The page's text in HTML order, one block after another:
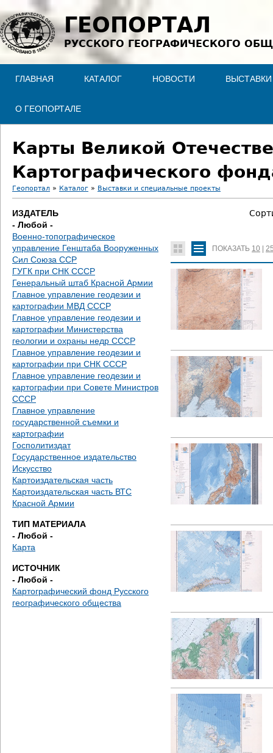
Jump to navigation
ГЕОПОРТАЛ
РУССКОГО ГЕОГРАФИЧЕСКОГО
ГЛАВНАЯ КАТАЛОГ НОВОСТИ ВЫСТАВКИ
О ГЕОПОРТАЛЕ
Карты Великой
Картографического
В
ы
з
д
е
с
ь
Геопортал » Каталог » Выставки и специальные проекты
ИЗДАТЕЛЬ
- Любой -
Военно-топографическое
управление Генштаба Вооруженных
Сил Союза ССР
ГУГК при СНК СССР
Генеральный штаб Красной Армии
Главное управление геодезии и
картографии МВД СССР
Главное управление геодезии и
картографии Министерства
геологии и охраны недр СССР
Главное управление геодезии и
картографии при СНК СССР
Главное управление геодезии и
картографии при Совете Министров
СССР
Главное управление
государственной съемки и
картографии
Госполитиздат
Государственное издательство
Искусство
Картоиздательская часть
Картоиздательская часть ВТС
Красной Армии
ТИП МАТЕРИАЛА
- Любой -
Карта
ИСТОЧНИК
- Любой -
Картографический фонд Русского
географического общества
ПОКАЗАТЬ 10